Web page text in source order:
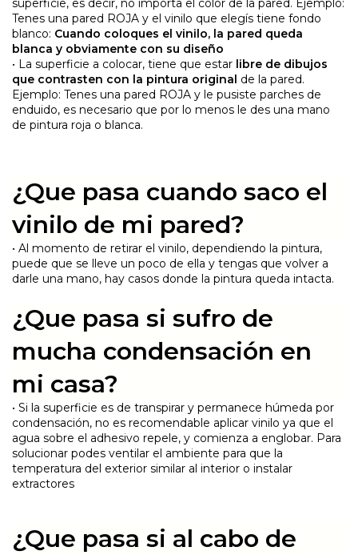
superficie, es decir, no importa el color de la pared. Ejemplo:
Tenes una pared ROJA y el vinilo que elegís tiene fondo
blanco: Cuando coloques el vinilo, la pared queda
blanca y obviamente con su diseño
• La superficie a colocar, tiene que estar libre de dibujos
que contrasten con la pintura original de la pared.
Ejemplo: Tenes una pared ROJA y le pusiste parches de
enduido, es necesario que por lo menos le des una mano
de pintura roja o blanca.
¿Que pasa cuando saco el
vinilo de mi pared?
• Al momento de retirar el vinilo, dependiendo la pintura,
puede que se lleve un poco de ella y tengas que volver a
darle una mano, hay casos donde la pintura queda intacta.
¿Que pasa si sufro de
mucha condensación en
mi casa?
• Si la superficie es de transpirar y permanece húmeda por
condensación, no es recomendable aplicar vinilo ya que el
agua sobre el adhesivo repele, y comienza a englobar. Para
solucionar podes ventilar el ambiente para que la
temperatura del exterior similar al interior o instalar
extractores
¿Que pasa si al cabo de